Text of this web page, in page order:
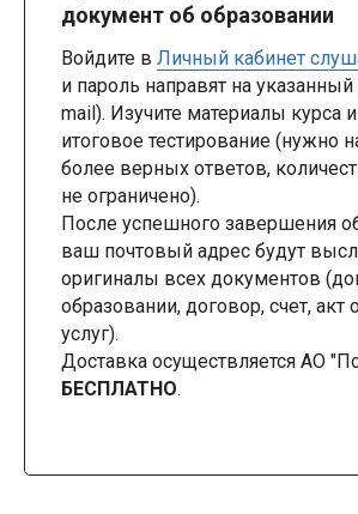
документ об образовании
Войдите в Личный кабинет
и пароль направят на
mail). Изучите материалы курса
итоговое тестирование (нужно
более верных ответов,
не ограничено).
После успешного завершения
ваш почтовый адрес будут
оригиналы всех документов
образовании, договор, счет, акт
услуг).
Доставка осуществляется АО
БЕСПЛАТНО.